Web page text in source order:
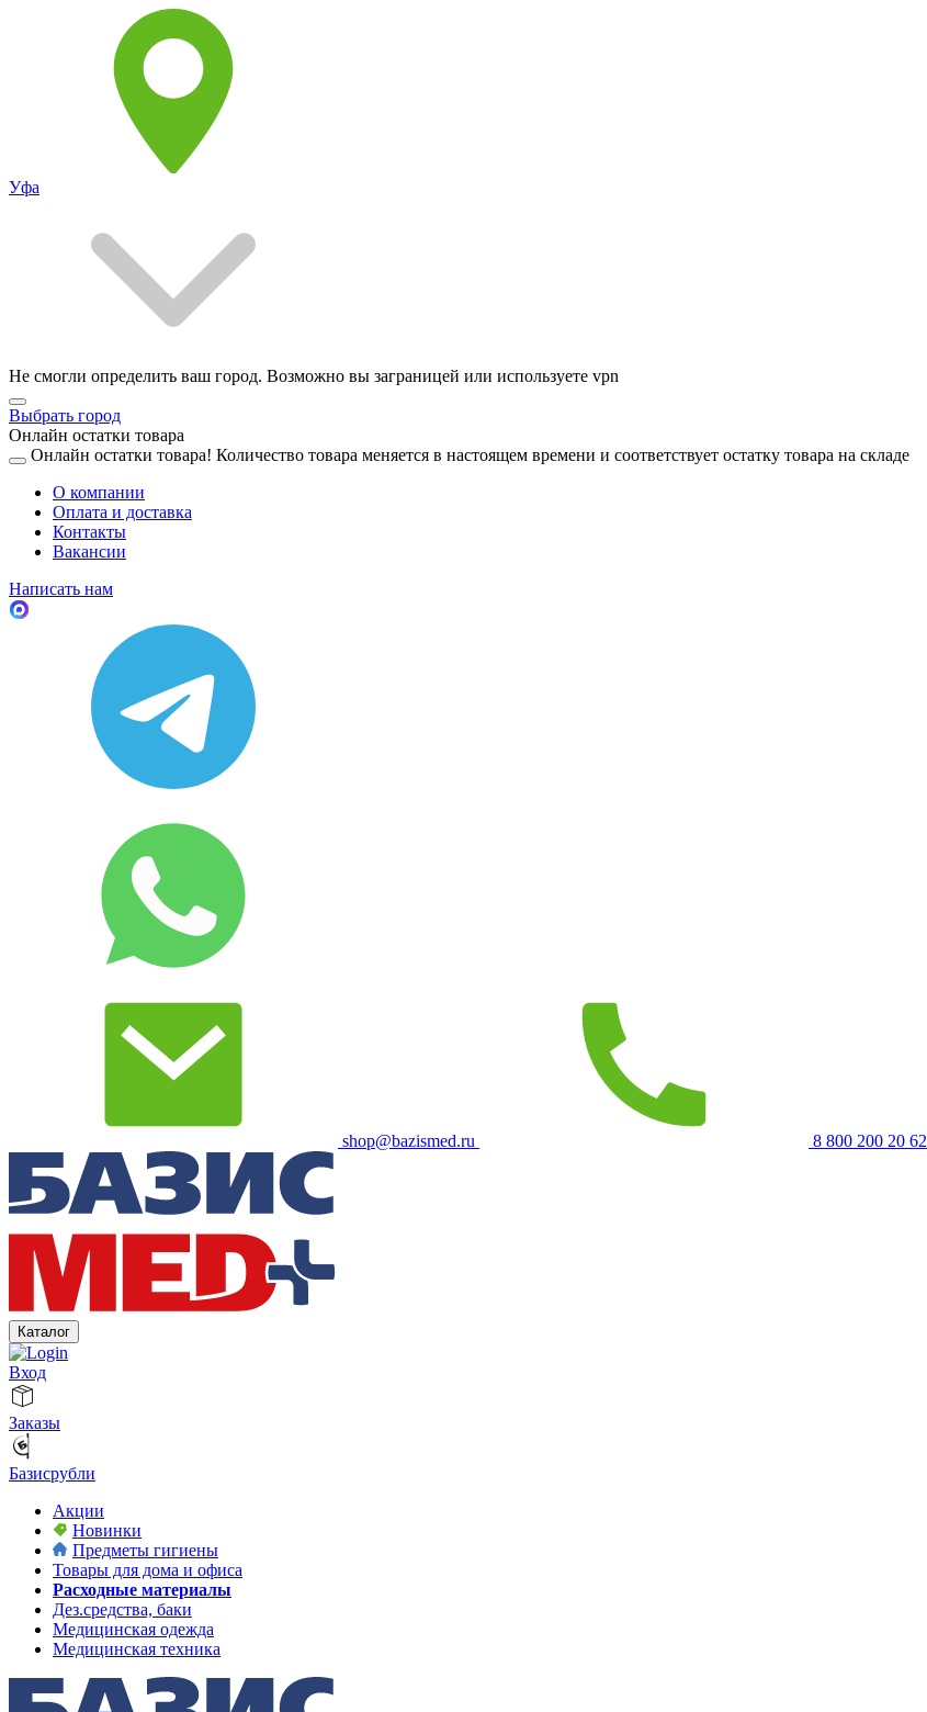
Уфа
Не смогли определить ваш город. Возможно вы заграницей или используете vpn
Выбрать город
Онлайн остатки товара
Онлайн остатки товара! Количество товара меняется в настоящем времени и соответствует остатку товара на складе
О компании
Оплата и доставка
Контакты
Вакансии
Написать нам
shop@bazismed.ru 8 800 200 20 62
Каталог
Вход
Заказы
Базисрубли
Акции
Новинки
Предметы гигиены
Товары для дома и офиса
Расходные материалы
Дез.средства, баки
Медицинская одежда
Медицинская техника